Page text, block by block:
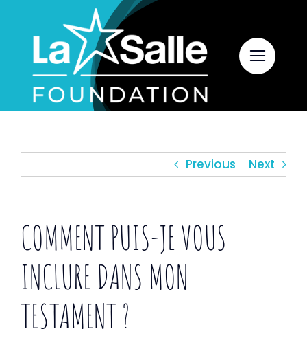
Previous Next
COMMENT PUIS-JE VOUS
INCLURE DANS MON
TESTAMENT ?